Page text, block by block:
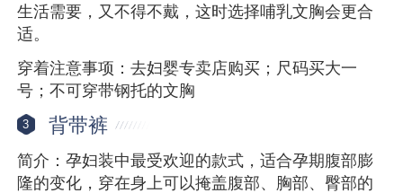
生活需要，又不得不戴，这时选择哺乳文胸会更合
适。
穿着注意事项：去妇婴专卖店购买；尺码买大一
号；不可穿带钢托的文胸
3 背带裤
简介：孕妇装中最受欢迎的款式，适合孕期腹部膨
隆的变化，穿在身上可以掩盖腹部、胸部、臀部的